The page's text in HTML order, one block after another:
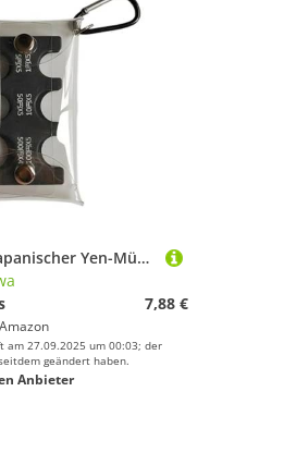
yanwuwa Japanischer Yen-Münzhalter, Organizer, Münzsortierer, Geldbörse, transparent, Schlüsselanhänger, Münztasche, Reise-Münzaufbewahrung, Organizer, Schwarz
7,88 €
Amazon
am 27.09.2025 um 00:03; der
geändert haben.
Anbieter